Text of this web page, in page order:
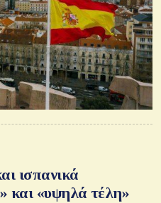
ισπανικά
και «υψηλά τέλη»